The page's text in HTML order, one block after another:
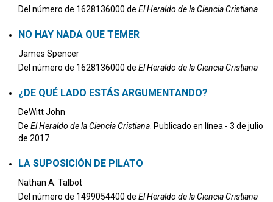
Del número de 1628136000 de El Heraldo de la Ciencia Cristiana
NO HAY NADA QUE TEMER
James Spencer
Del número de 1628136000 de El Heraldo de la Ciencia Cristiana
¿DE QUÉ LADO ESTÁS ARGUMENTANDO?
DeWitt John
De El Heraldo de la Ciencia Cristiana . Publicado en línea - 3 de julio
de 2017
LA SUPOSICIÓN DE PILATO
Nathan A. Talbot
Del número de 1499054400 de El Heraldo de la Ciencia Cristiana